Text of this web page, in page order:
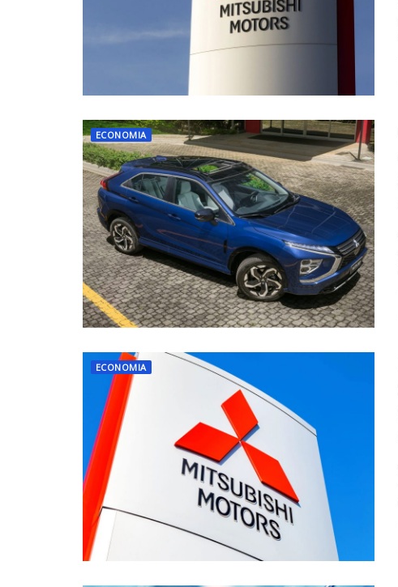
ECONOMIA
ECONOMIA